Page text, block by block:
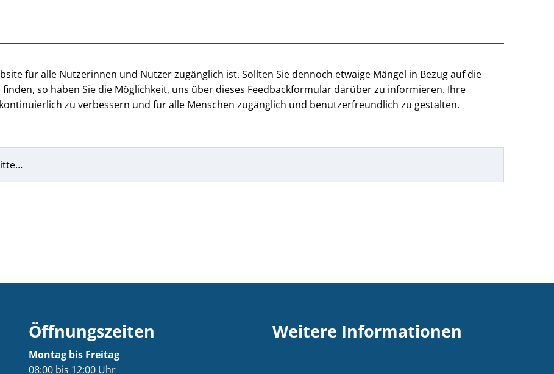
für alle Nutzerinnen und Nutzer zugänglich ist. Sollten Sie dennoch etwaige Mängel in Bezug auf die
so haben Sie die Möglichkeit, uns über dieses Feedbackformular darüber zu informieren. Ihre
zu verbessern und für alle Menschen zugänglich und benutzerfreundlich zu gestalten.
Öffnungszeiten
Montag bis Freitag
08:00 bis 12:00 Uhr
Weitere Informationen